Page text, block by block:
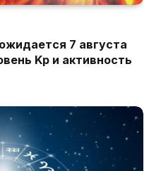
7 августа
Kp и активность